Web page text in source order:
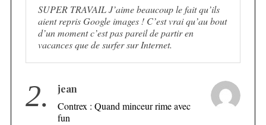
SUPER TRAVAIL J’aime beaucoup le fait qu’ils
aient repris Google images ! C’est vrai qu’au bout
d’un moment c’est pas pareil de partir en
vacances que de surfer sur Internet.
2.
jean
Contrex : Quand minceur rime avec
fun